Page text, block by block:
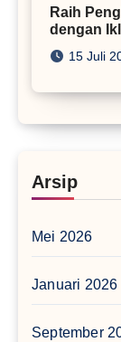
Raih
dengan
15 Juli
Arsip
Mei 2026
Januari 2026
September